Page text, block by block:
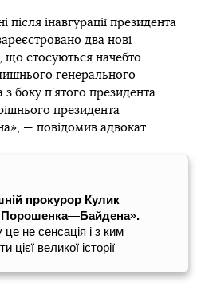
після інавгурації президента
два нові
що стосуються начебто
генерального
боку п’ятого президента
президента
— повідомив адвокат.
прокурор Кулик
не сенсація і з ким
цієї великої історії